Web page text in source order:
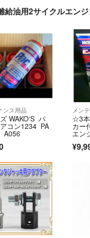
給油用2サイクルエン
ンス用品
WAKO‘S パ
コン1234 PA
A056
メン
☆3
カー
エン
ド☆